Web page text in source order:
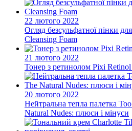
22 лютого 2022
Огляд безсульфатної пінки
Cleansing Foam
21 лютого 2022
Тонер з ретинолом Pixi Retinol
20 лютого 2022
Нейтральна тепла палетка
Natural Nudes: плюси і мінуси